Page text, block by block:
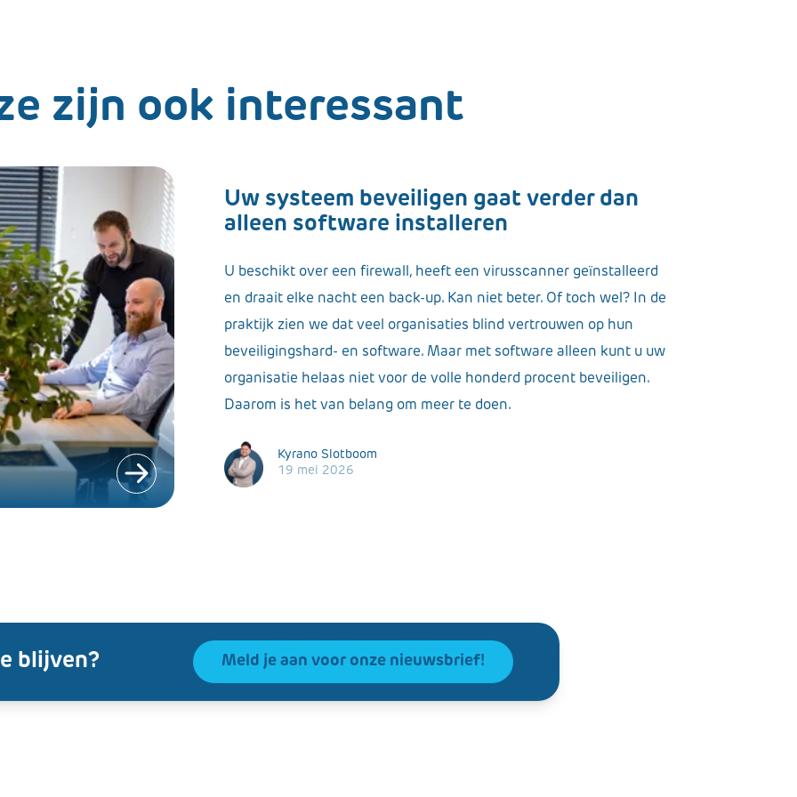
zijn ook interessant
Uw systeem beveiligen gaat verder dan
alleen software installeren
U beschikt over een firewall, heeft een virusscanner geïnstalleerd
en draait elke nacht een back-up. Kan niet beter. Of toch wel? In de
praktijk zien we dat veel organisaties blind vertrouwen op hun
beveiligingshard- en software. Maar met software alleen kunt u uw
organisatie helaas niet voor de volle honderd procent beveiligen.
Daarom is het van belang om meer te doen.
Kyrano Slotboom
19 mei 2026
blijven? Meld je aan voor onze nieuwsbrief!